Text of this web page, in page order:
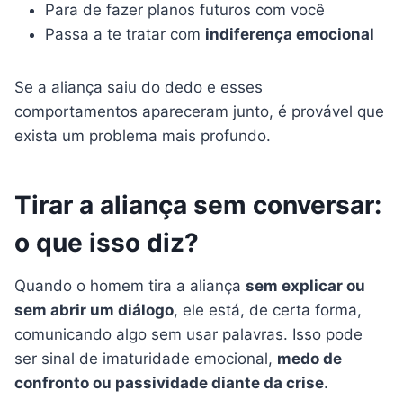
Para de fazer planos futuros com você
Passa a te tratar com indiferença emocional
Se a aliança saiu do dedo e esses
comportamentos apareceram junto, é provável que
exista um problema mais profundo.
Tirar a aliança sem conversar:
o que isso diz?
Quando o homem tira a aliança sem explicar ou
sem abrir um diálogo, ele está, de certa forma,
comunicando algo sem usar palavras. Isso pode
ser sinal de imaturidade emocional, medo de
confronto ou passividade diante da crise.